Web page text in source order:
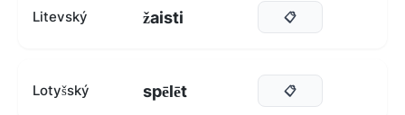
Litevský žaisti 📋
Lotyšský spēlēt 📋